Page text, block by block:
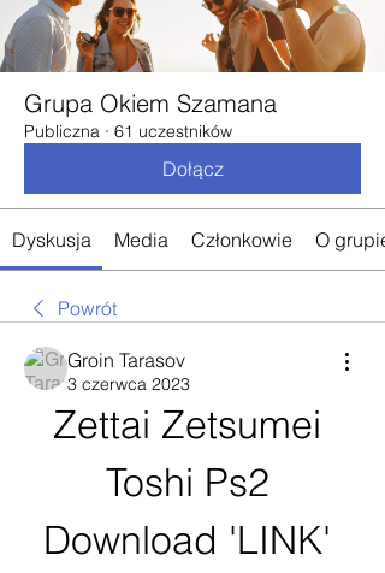
Grupa Okiem Szamana
Publiczna · 61 uczestników
Dołącz
Dyskusja Media Członkowie O grupie
Powrót
Groin Tarasov
3 czerwca 2023
Zettai Zetsumei
Toshi Ps2
Download 'LINK'